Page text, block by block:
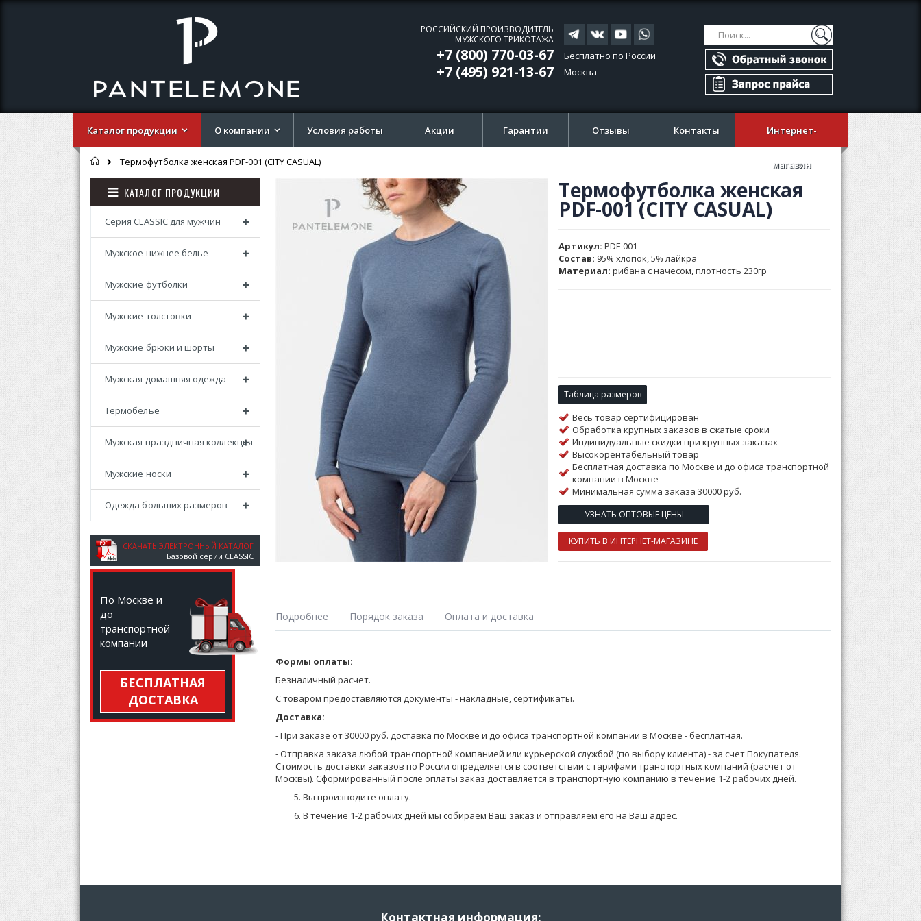
Поиск
Поиск
РОССИЙСКИЙ ПРОИЗВОДИТЕЛЬ
МУЖСКОГО ТРИКОТАЖА
+7 (800) 770-03-67
+7 (495) 921-13-67
Бесплатно по России
Москва
Каталог продукции О компании Условия работы Акции Гарантии Отзывы Контакты Интернет-
магазин
Главная
Термофутболка женская PDF-001 (CITY CASUAL)
галереи
изображений
галереи
изображений
Термофутболка женская
PDF-001 (CITY CASUAL)
Артикул PDF-001
Состав: 95% хлопок, 5% лайкра
Материал: рибана с начесом, плотность 230гр
Таблица размеров
Весь товар сертифицирован
Обработка крупных заказов в сжатые сроки
Индивидуальные скидки при крупных заказах
Высокорентабельный товар
Бесплатная доставка по Москве и до офиса транспортной
компании в Москве
Минимальная сумма заказа 30000 руб.
УЗНАТЬ ОПТОВЫЕ ЦЕНЫ
КУПИТЬ В ИНТЕРНЕТ-МАГАЗИНЕ
Подробнее
Термобелье серии CITY CASUAL
Женская футболка PDF-001
Внутренняя сторона полотна - с начесом, что увеличивает содержание воздуха в полотне и способствует лучшему
сохранению тепла.
Размер модели: рост- 167 см, размер термофутболки - 44.
Термобелье серии CITY CASUAL упаковано в индивидуальную упаковку с подвесом для удобства размещения в торговом
зале.
Порядок заказа
Оставьте заявку на получение Прайса любым удобным для Вас способом:
на сайте;
позвоните по телефону 8-800-770-03-67 (бесплатно по России), 8(495) 921-13-67 (Москва) или 8 (916) 58-544-58;
Мы высылаем Вам бланки заказа с ценами на электронную почту.
Вы формируете заказ в бланках (в формате Эксель) и отправляете его менеджеру или формируете заказ по телефону.
Уточняем детали оплаты и доставки, мы предоставляем Вам скидку в зависимости от суммы заказа, Выставляем счет
на оплату.
Вы производите оплату.
В течение 1-2 рабочих дней мы собираем Ваш заказ и отправляем его на Ваш адрес.
Оплата и доставка
Формы оплаты:
Безналичный расчет.
С товаром предоставляются документы - накладные, сертификаты.
Доставка:
- При заказе от 30000 руб. доставка по Москве и до офиса транспортной компании в Москве -бесплатная.
- Отправка заказа любой транспортной компанией или курьерской службой (по выбору клиента) - за счет Покупателя.
Стоимость доставки заказов по России определяется в соответствии с тарифами транспортных компаний (расчет от
Москвы). Сформированный после оплаты заказ доставляется в транспортную компанию в течение 1-2 рабочих дней.
КАТАЛОГ ПРОДУКЦИИ
Серия CLASSIC для мужчин
Мужское нижнее белье
Мужские футболки
Мужские толстовки
Мужские брюки и шорты
Мужская домашняя одежда
Термобелье
Мужская праздничная коллекция
Мужские носки
Одежда больших размеров
СКАЧАТЬ ЭЛЕКТРОННЫЙ КАТАЛОГ
Базовой серии CLASSIC
По Москве и
до
транспортной
компании
БЕСПЛАТНАЯ
ДОСТАВКА
Контактная информация: